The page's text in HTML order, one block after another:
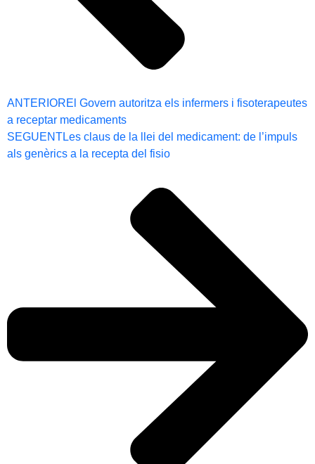
ANTERIOREl Govern autoritza els infermers i fisoterapeutes
a receptar medicaments
SEGUENTLes claus de la llei del medicament: de l’impuls
als genèrics a la recepta del fisio